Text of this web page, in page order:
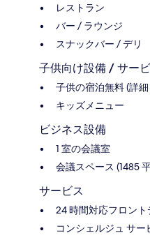
レストラン
バー / ラウンジ
スナックバー / デリ
子供向け設備 / サー
子供の宿泊無料 (詳
キッズメニュー
ビジネス設備
1 室の会議室
会議スペース (1485
サービス
24 時間対応フロント
コンシェルジュ サー